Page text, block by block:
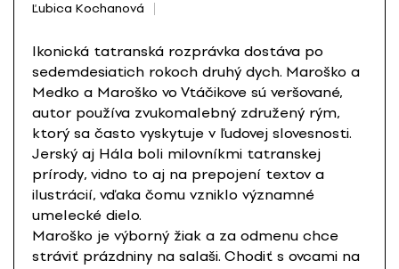
Ľubica Kochanová
Ikonická tatranská rozprávka dostáva po
sedemdesiatich rokoch druhý dych. Maroško a
Medko a Maroško vo Vtáčikove sú veršované,
autor používa zvukomalebný združený rým,
ktorý sa často vyskytuje v ľudovej slovesnosti.
Jerský aj Hála boli milovníkmi tatranskej
prírody, vidno to aj na prepojení textov a
ilustrácií, vďaka čomu vzniklo významné
umelecké dielo.
Maroško je výborný žiak a za odmenu chce
stráviť prázdniny na salaši. Chodiť s ovcami na